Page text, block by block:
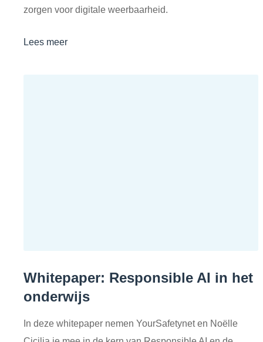
zorgen voor digitale weerbaarheid.
Lees meer
Whitepaper: Responsible AI in het
onderwijs
In deze whitepaper nemen YourSafetynet en Noëlle